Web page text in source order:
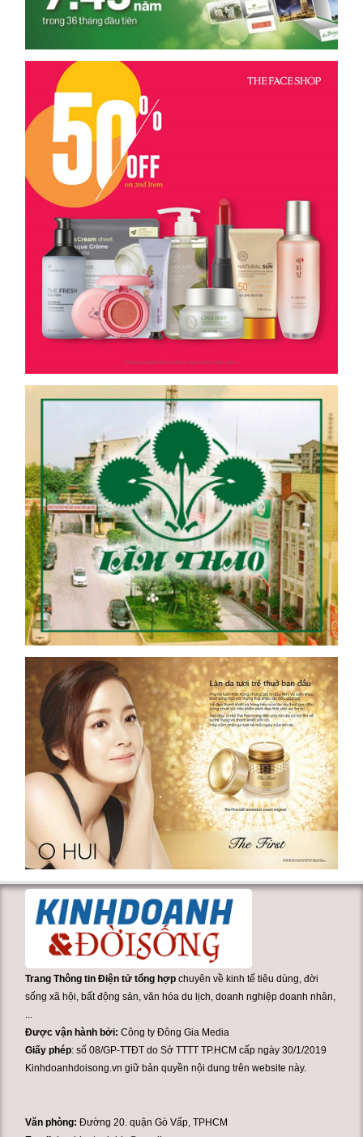
Trang Thông tin Điện tử tổng hợp chuyên về kinh tế tiêu dùng, đời
sống xã hội, bất động sản, văn hóa du lịch, doanh nghiệp doanh nhân,
...
Được vận hành bởi:Công ty Đông Gia Media
Giấy phép: số 08/GP-TTĐT do Sở TTTT TP.HCM cấp ngày 30/1/2019
Kinhdoanhdoisong.vn giữ bản quyền nội dung trên website này.
Văn phòng:Đường 20. quận Gò Vấp, TPHCM